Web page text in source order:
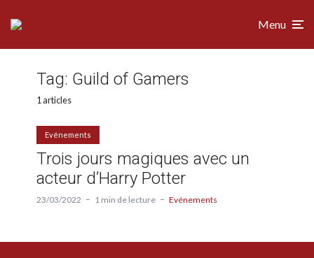
Menu
Tag: Guild of Gamers
1 articles
Evénements
Trois jours magiques avec un
acteur d’Harry Potter
23/03/2022 1 min de lecture Evénements